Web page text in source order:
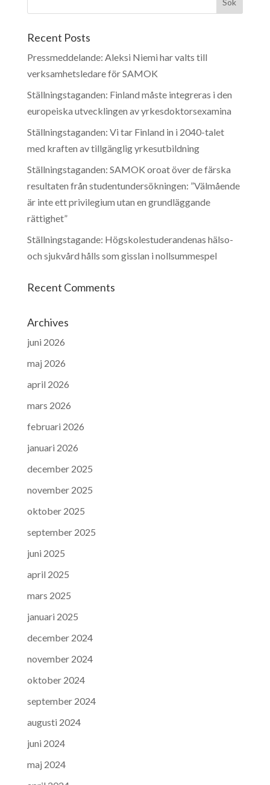
Recent Posts
Pressmeddelande: Aleksi Niemi har valts till
verksamhetsledare för SAMOK
Ställningstaganden: Finland måste integreras i den
europeiska utvecklingen av yrkesdoktorsexamina
Ställningstaganden: Vi tar Finland in i 2040-talet
med kraften av tillgänglig yrkesutbildning
Ställningstaganden: SAMOK oroat över de färska
resultaten från studentundersökningen: ”Välmående
är inte ett privilegium utan en grundläggande
rättighet”
Ställningstagande: Högskolestuderandenas hälso-
och sjukvård hålls som gisslan i nollsummespel
Recent Comments
Archives
juni 2026
maj 2026
april 2026
mars 2026
februari 2026
januari 2026
december 2025
november 2025
oktober 2025
september 2025
juni 2025
april 2025
mars 2025
januari 2025
december 2024
november 2024
oktober 2024
september 2024
augusti 2024
juni 2024
maj 2024